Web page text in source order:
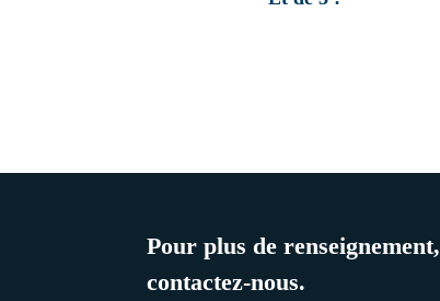
Pour plus de renseignement,
contactez-nous.